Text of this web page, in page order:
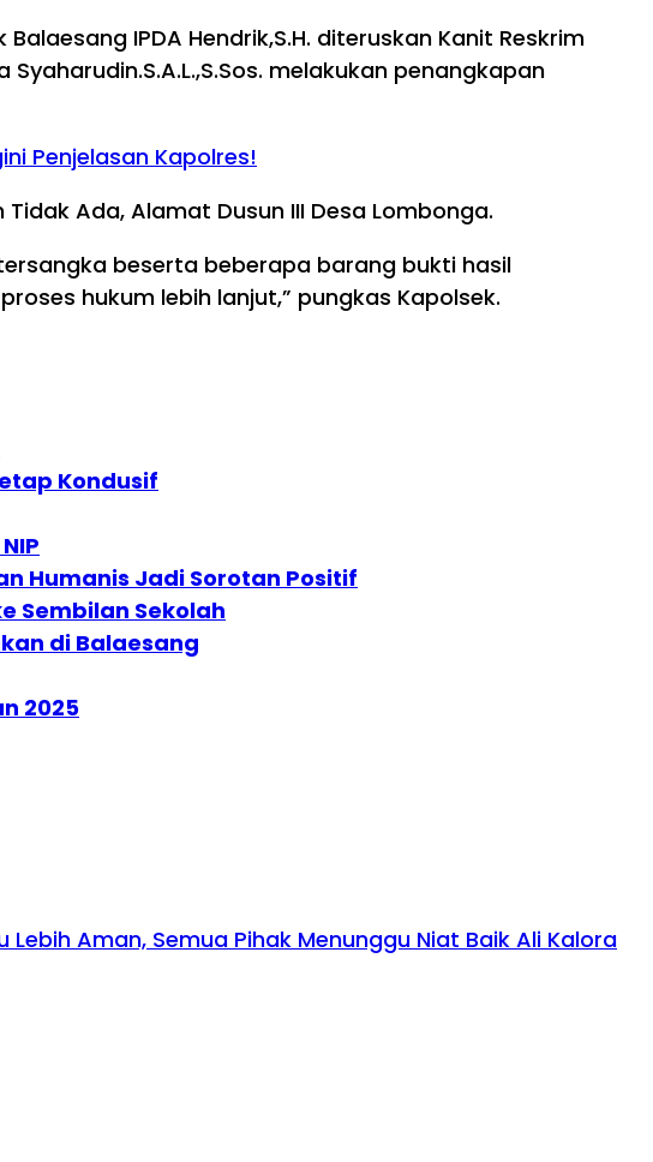
IPDA Hendrik,S.H. diteruskan Kanit Reskrim
melakukan penangkapan
Penjelasan Kapolres!
Ada, Alamat Dusun III Desa Lombonga.
beserta beberapa barang bukti hasil
hukum lebih lanjut,” pungkas Kapolsek.
Kondusif
Humanis Jadi Sorotan Positif
Sembilan Sekolah
di Balaesang
2025
Aman, Semua Pihak Menunggu Niat Baik Ali Kalora